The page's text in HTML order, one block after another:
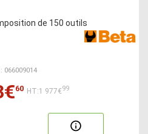
de 150 outils
066009014
60 HT:1 977€99